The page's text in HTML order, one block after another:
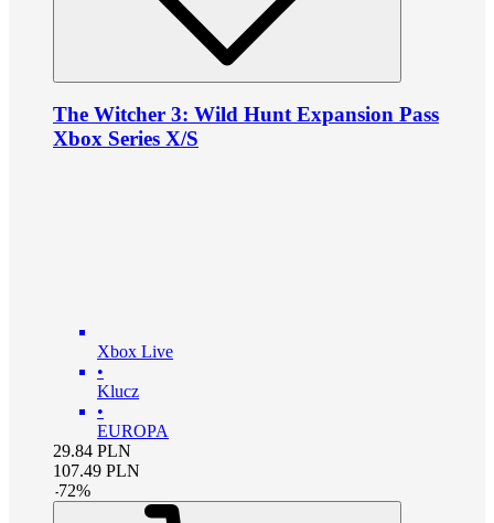
The Witcher 3: Wild Hunt Expansion Pass
Xbox Series X/S
Xbox Live
•
Klucz
•
EUROPA
29.84 PLN
107.49 PLN
-72%